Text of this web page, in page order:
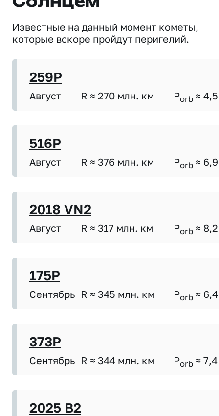
Известные на данный момент кометы,
которые вскоре пройдут перигелий.
259P
Август R ≈ 270 млн. км Porb ≈ 4,5
516P
Август R ≈ 376 млн. км Porb ≈ 6,9
2018 VN2
Август R ≈ 317 млн. км Porb ≈ 8,2
175P
Сентябрь R ≈ 345 млн. км Porb ≈ 6,4
373P
Сентябрь R ≈ 344 млн. км Porb ≈ 7,4
2025 B2